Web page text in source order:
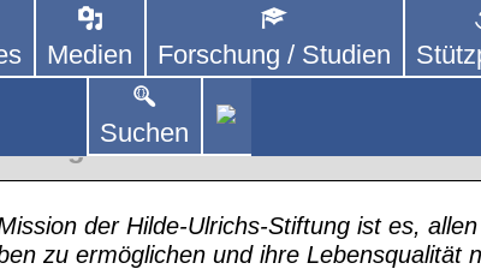
E. V.
Vereinen und Einzelpersonen,
mit Parkinson und deren
Medien Forschung / Studien
Suchen
Stiftung wird neuer
der Hilde-Ulrichs-Stiftung ist es,
zu ermöglichen und ihre Lebensqualität